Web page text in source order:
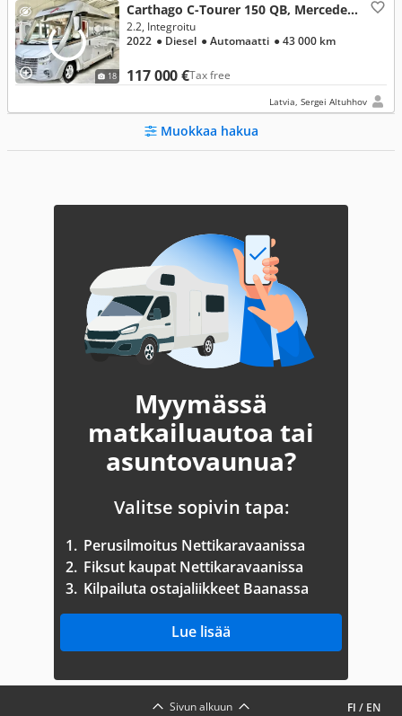
18
Carthago C-Tourer 150 QB, Mercedes-Benz
117 000 €Tax free
2.2, Integroitu
2022 ● Diesel ● Automaatti ● 43 000 km
Latvia, Sergei Altuhhov
Muokkaa hakua
Myymässä
matkailuautoa tai
asuntovaunua?
Valitse sopivin tapa:
1. Perusilmoitus Nettikaravaanissa
2. Fiksut kaupat Nettikaravaanissa
3. Kilpailuta ostajaliikkeet Baanassa
Lue lisää
FI / EN
Sivun alkuun